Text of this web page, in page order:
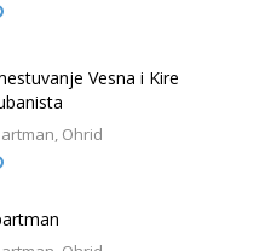
Vesna i Kire
Ohrid